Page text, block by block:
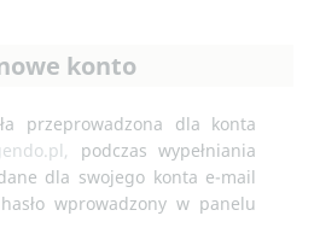
konto
przeprowadzona dla konta
podczas wypełniania
dla swojego konta e-mail
wprowadzony w panelu